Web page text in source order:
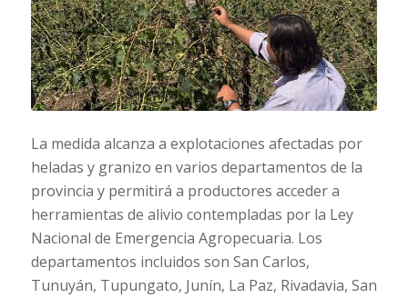
La medida alcanza a explotaciones afectadas por
heladas y granizo en varios departamentos de la
provincia y permitirá a productores acceder a
herramientas de alivio contempladas por la Ley
Nacional de Emergencia Agropecuaria. Los
departamentos incluidos son San Carlos,
Tunuyán, Tupungato, Junín, La Paz, Rivadavia, San